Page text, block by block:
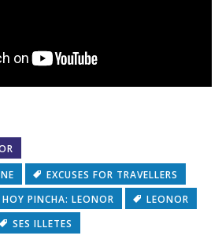
EXCUSES FOR TRAVELLERS
HOY PINCHA: LEONOR
LEONOR
SES ILLETES